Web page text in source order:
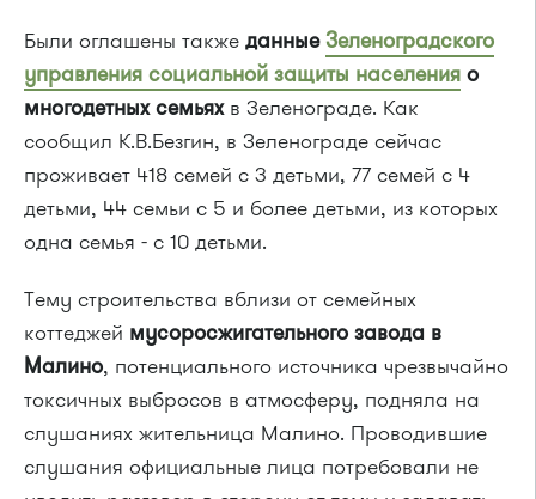
Были оглашены также данныеЗеленоградского
управления социальной защиты населения о
многодетных семьяхв Зеленограде. Как
сообщил К.В.Безгин, в Зеленограде сейчас
проживает 418 семей с 3 детьми, 77 семей с 4
детьми, 44 семьи с 5 и более детьми, из которых
одна семья - с 10 детьми.
Тему строительства вблизи от семейных
коттеджей мусоросжигательного завода в
Малино, потенциального источника чрезвычайно
токсичных выбросов в атмосферу, подняла на
слушаниях жительница Малино. Проводившие
слушания официальные лица потребовали не